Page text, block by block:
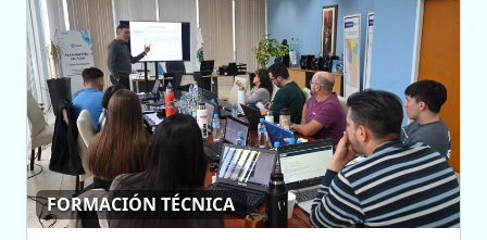
FORMACIÓN TÉCNICA